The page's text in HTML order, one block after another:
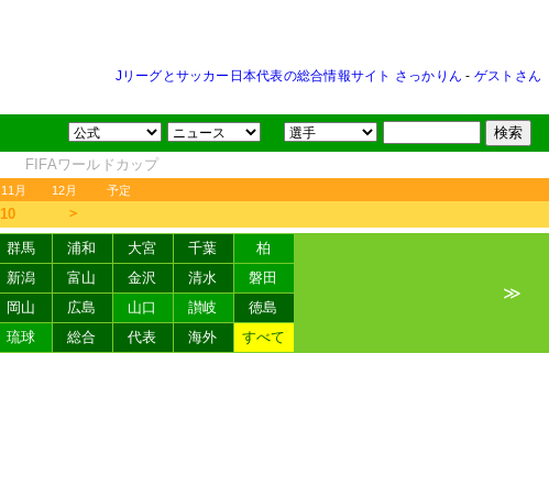
Jリーグとサッカー日本代表の総合情報サイト さっかりん - ゲストさん
FIFAワールドカップ
11月 12月 予定
10 ＞
群馬 浦和 大宮 千葉
柏
新潟 富山 金沢 清水
磐田
岡山 広島 山口 讃岐
徳島
琉球 総合 代表 海外 すべて
≫